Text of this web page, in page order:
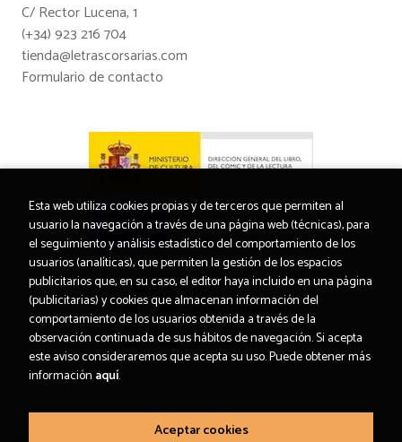
C/ Rector Lucena, 1
(+34) 923 216 704
tienda@letrascorsarias.com
Formulario de contacto
Esta web utiliza cookies propias y de terceros que permiten al
usuario la navegación a través de una página web (técnicas), para
el seguimiento y análisis estadístico del comportamiento de los
usuarios (analíticas), que permiten la gestión de los espacios
publicitarios que, en su caso, el editor haya incluido en una página
(publicitarias) y cookies que almacenan información del
comportamiento de los usuarios obtenida a través de la
observación continuada de sus hábitos de navegación. Si acepta
este aviso consideraremos que acepta su uso. Puede obtener más
información aquí.
Aceptar cookies